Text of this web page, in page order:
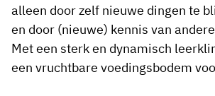
alleen door zelf nieuwe dingen te
en door (nieuwe) kennis van
Met een sterk en dynamisch
een vruchtbare voedingsbodem